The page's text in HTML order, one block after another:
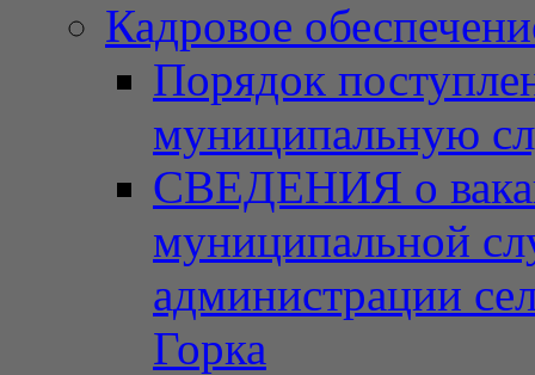
Кадровое
Порядок
муниципальную
СВЕДЕНИЯ о
муниципальной
администрации
Горка